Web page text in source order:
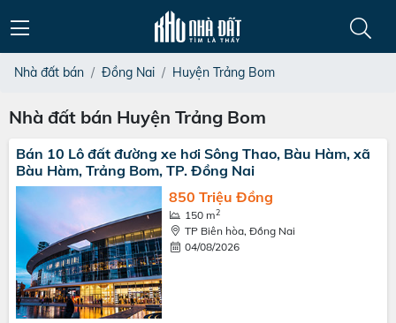
Nhà đất bán Đồng Nai Huyện Trảng Bom
Nhà đất bán Huyện Trảng Bom
Bán 10 Lô đất đường xe hơi Sông Thao, Bàu Hàm, xã
Bàu Hàm, Trảng Bom, TP. Đồng Nai
850 Triệu Đồng
150 m2
TP Biên hòa, Đồng Nai
04/08/2026